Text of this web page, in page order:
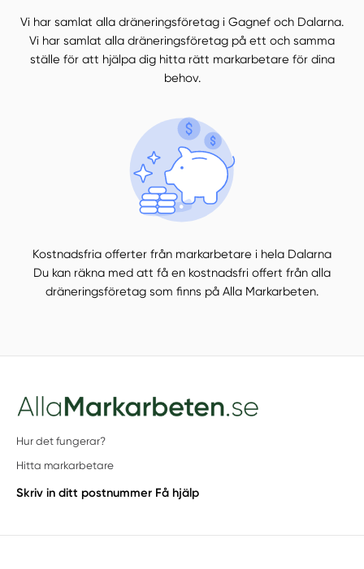
Vi har samlat alla dräneringsföretag i Gagnef och Dalarna.
Vi har samlat alla dräneringsföretag på ett och samma
ställe för att hjälpa dig hitta rätt markarbetare för dina
behov.
Kostnadsfria offerter från markarbetare i hela Dalarna
Du kan räkna med att få en kostnadsfri offert från alla
dräneringsföretag som finns på Alla Markarbeten.
Hur det fungerar?
Hitta markarbetare
Skriv in ditt postnummer Få hjälp